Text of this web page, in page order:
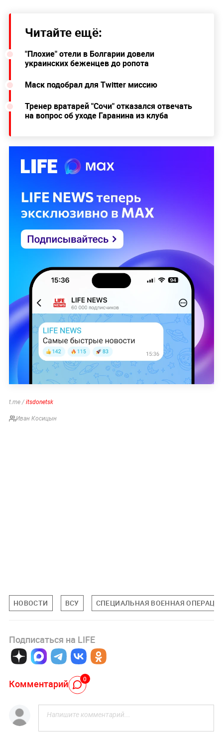
Читайте ещё:
"Плохие" отели в Болгарии довели
украинских беженцев до ропота
Маск подобрал для Twitter миссию
Тренер вратарей "Сочи" отказался отвечать
на вопрос об уходе Гаранина из клуба
t.me / itsdonetsk
Иван Косицын
НОВОСТИ ВСУ СПЕЦИАЛЬНАЯ ВОЕННАЯ
Подписаться на LIFE
Комментарий 0